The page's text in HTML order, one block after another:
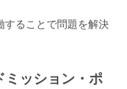
することで問題を解決
ミッション・ポ